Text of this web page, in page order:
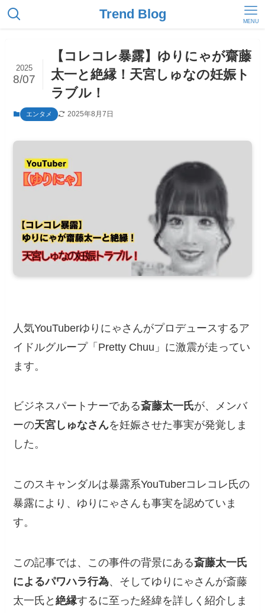
Trend Blog MENU
【コレコレ暴露】ゆりにゃが齋藤
太一と絶縁！天宮しゅなの妊娠ト
ラブル！
2025
8/07
エンタメ 2025年8月7日
人気YouTuberゆりにゃさんがプロデュースするア
イドルグループ「Pretty Chuu」に激震が走ってい
ます。
ビジネスパートナーである斎藤太一氏が、メンバ
ーの天宮しゅなさんを妊娠させた事実が発覚しま
した。
このスキャンダルは暴露系YouTuberコレコレ氏の
暴露により、ゆりにゃさんも事実を認めていま
す。
この記事では、この事件の背景にある斎藤太一氏
によるパワハラ行為、そしてゆりにゃさんが斎藤
太一氏と絶縁するに至った経緯を詳しく紹介しま